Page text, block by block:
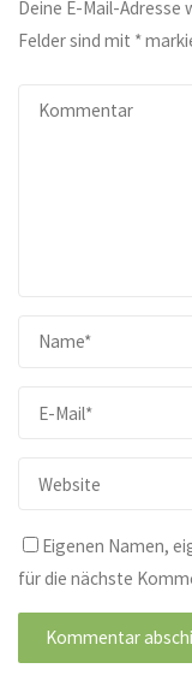
Deine E-Mail-
Felder sind mit *
Eigenen Namen,
für die nächste